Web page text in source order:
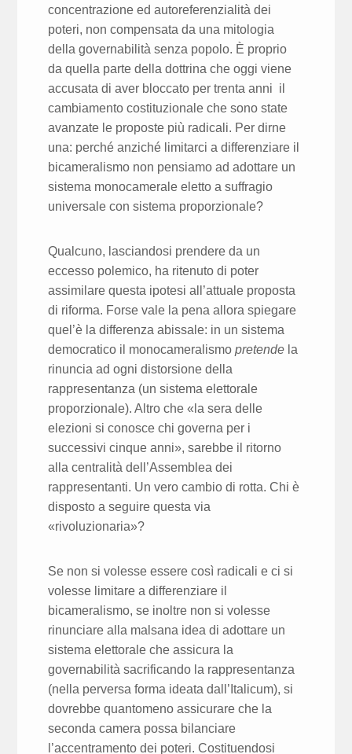
concentrazione ed autoreferenzialità dei
poteri, non compensata da una mitologia
della governabilità senza popolo. È proprio
da quella parte della dottrina che oggi viene
accusata di aver bloccato per trenta anni il
cambiamento costituzionale che sono state
avanzate le proposte più radicali. Per dirne
una: perché anziché limitarci a differenziare il
bicameralismo non pensiamo ad adottare un
sistema monocamerale eletto a suffragio
universale con sistema proporzionale?
Qualcuno, lasciandosi prendere da un
eccesso polemico, ha ritenuto di poter
assimilare questa ipotesi all’attuale proposta
di riforma. Forse vale la pena allora spiegare
quel’è la differenza abissale: in un sistema
democratico il monocameralismopretende la
rinuncia ad ogni distorsione della
rappresentanza (un sistema elettorale
proporzionale). Altro che «la sera delle
elezioni si conosce chi governa per i
successivi cinque anni», sarebbe il ritorno
alla centralità dell’Assemblea dei
rappresentanti. Un vero cambio di rotta. Chi è
disposto a seguire questa via
«rivoluzionaria»?
Se non si volesse essere così radicali e ci si
volesse limitare a differenziare il
bicameralismo, se inoltre non si volesse
rinunciare alla malsana idea di adottare un
sistema elettorale che assicura la
governabilità sacrificando la rappresentanza
(nella perversa forma ideata dall’Italicum), si
dovrebbe quantomeno assicurare che la
seconda camera possa bilanciare
l’accentramento dei poteri. Costituendosi